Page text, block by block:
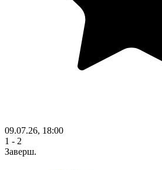
09.07.26, 18:00
1 - 2
Заверш.